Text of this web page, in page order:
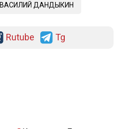
ВАСИЛИЙ ДАНДЫКИН
Rutube Tg